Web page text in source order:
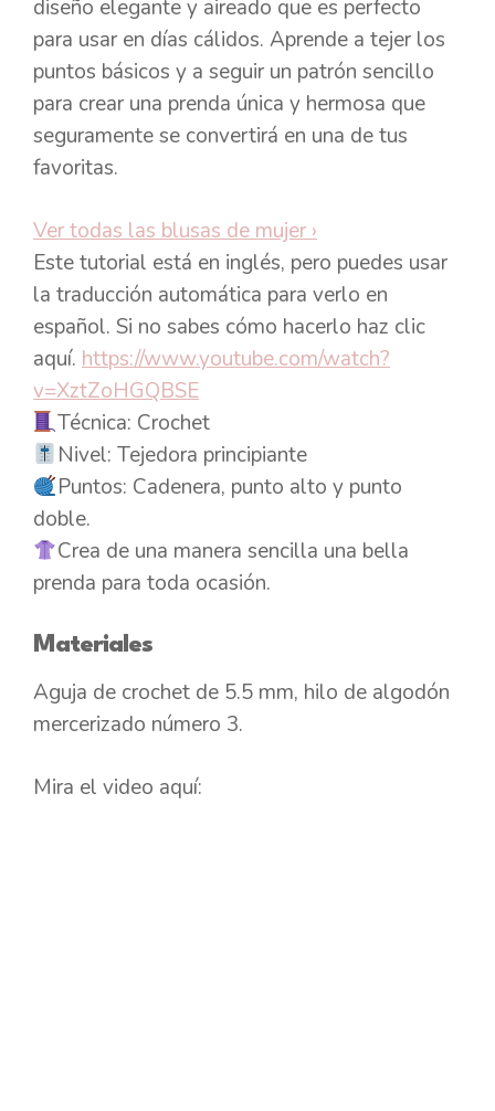
diseño elegante y aireado que es perfecto
para usar en días cálidos. Aprende a tejer los
puntos básicos y a seguir un patrón sencillo
para crear una prenda única y hermosa que
seguramente se convertirá en una de tus
favoritas.
Ver todas las blusas de mujer ›
Este tutorial está en inglés, pero puedes usar
la traducción automática para verlo en
español. Si no sabes cómo hacerlo haz clic
aquí. https://www.youtube.com/watch?
v=XztZoHGQBSE
Técnica: Crochet
Nivel: Tejedora principiante
Puntos: Cadenera, punto alto y punto
doble.
Crea de una manera sencilla una bella
prenda para toda ocasión.
Materiales
Aguja de crochet de 5.5 mm, hilo de algodón
mercerizado número 3.
Mira el video aquí: